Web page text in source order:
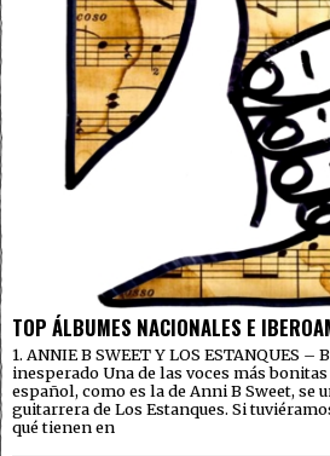
TOP ÁLBUMES NACIONALES E
1. ANNIE B SWEET Y LOS ESTANQUES
inesperado Una de las voces más
español, como es la de Anni B Sweet, se
guitarrera de Los Estanques. Si
qué tienen en